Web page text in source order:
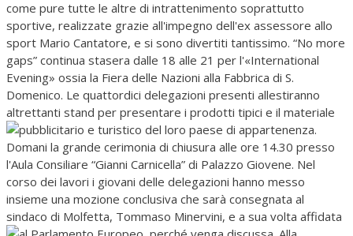
come pure tutte le altre di intrattenimento soprattutto
sportive, realizzate grazie all'impegno dell'ex assessore allo
sport Mario Cantatore, e si sono divertiti tantissimo. “No more
gaps” continua stasera dalle 18 alle 21 per l'«International
Evening» ossia la Fiera delle Nazioni alla Fabbrica di S.
Domenico. Le quattordici delegazioni presenti allestiranno
altrettanti stand per presentare i prodotti tipici e il materiale
pubblicitario e turistico del loro paese di appartenenza.
Domani la grande cerimonia di chiusura alle ore 14.30 presso
l'Aula Consiliare “Gianni Carnicella” di Palazzo Giovene. Nel
corso dei lavori i giovani delle delegazioni hanno messo
insieme una mozione conclusiva che sarà consegnata al
sindaco di Molfetta, Tommaso Minervini, e a sua volta affidata